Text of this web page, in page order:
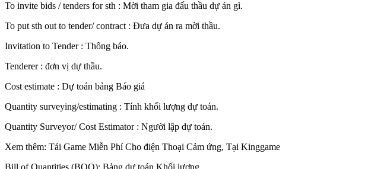
To invite bids / tenders for sth : Mời tham gia đấu thầu dự án gì.
To put sth out to tender/ contract : Đưa dự án ra mời thầu.
Invitation to Tender : Thông báo.
Tenderer : đơn vị dự thầu.
Cost estimate : Dự toán bảng Báo giá
Quantity surveying/estimating : Tính khối lượng dự toán.
Quantity Surveyor/ Cost Estimator : Người lập dự toán.
Xem thêm: Tải Game Miễn Phí Cho điện Thoại Cảm ứng, Tại Kinggame
Bill of Quantities (BOQ): Bảng dự toán Khối lượng.